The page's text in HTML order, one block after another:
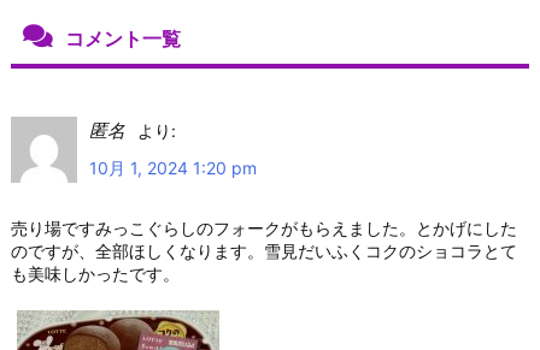
コメント一覧
匿名
より:
10月 1, 2024 1:20 pm
売り場ですみっこぐらしのフォークがもらえました。とかげにした
のですが、全部ほしくなります。雪見だいふくコクのショコラとて
も美味しかったです。